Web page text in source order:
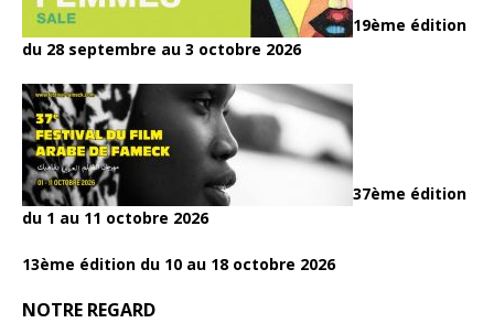
19ème édition
du 28 septembre au 3 octobre 2026
37ème édition
du 1 au 11 octobre 2026
13ème édition du 10 au 18 octobre 2026
NOTRE REGARD